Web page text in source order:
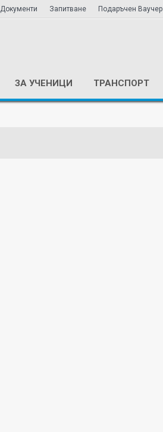
Документи Запитване Подаръчен Ваучер
ЗА УЧЕНИЦИ ТРАНСПОРТ